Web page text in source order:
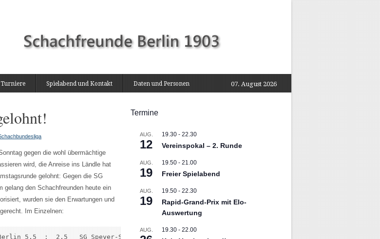
07. August 2026
Turniere Spielabend und Kontakt Daten und Personen
gegen die wohl übermächtige
wird, die Anreise ins Ländle hat
gelohnt: Gegen die SG
gelang den Schachfreunden heute ein
wurden sie den Erwartungen und
Im Einzelnen:
5,5  :  2,5   SG Speyer-Schwegenheim
Termine
AUG.
12
19.30 - 22.30
Vereinspokal – 2. Runde
AUG.
19
19.50 - 21.00
Freier Spielabend
AUG.
19
19.50 - 22.30
Rapid-Grand-Prix mit Elo-
Auswertung
AUG. 19.30 - 22.00